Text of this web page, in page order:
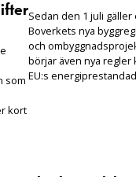
som
kort
Sedan den 1 juli gäller
Boverkets nya
och
börjar även nya regler
EU:s